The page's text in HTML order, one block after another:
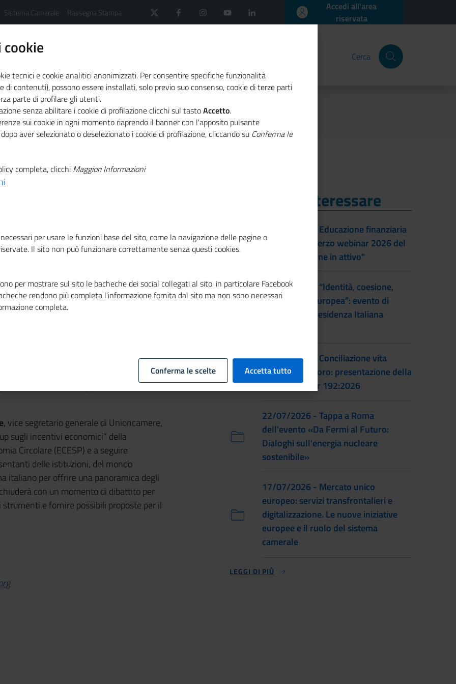
Sistema Camerale Rassegna Stampa
Accedi all'area
riservata
Cerca
sistema camerale
Agenda
verso un'economia circolare, webinar
a supporto
webinar
coordinato da
economici a supporto della transizione
sui principali strumenti oggi presenti a
e privato, a supporto di una
, vice segretario generale di Unioncamere,
sugli incentivi economici” della
Circolare (ECESP) e a seguire
delle istituzioni, del mondo
italiano per offrire una panoramica degli
con un momento di dibattito per
e fornire possibili proposte per il
Ti Potrebbe Interessare
22/09/2026 - Educazione finanziaria
al femminile: terzo webinar 2026 del
progetto "Donne in attivo"
28/07/2026 - “Identità, coesione,
integrazione europea”: evento di
lancio della Presidenza Italiana
22/07/2026 - Conciliazione vita
familiare e lavoro: presentazione della
prassi UNI/Pdr 192:2026
22/07/2026 - Tappa a Roma
dell'evento «Da Fermi al Futuro:
Dialoghi sull'energia nucleare
sostenibile»
17/07/2026 - Mercato unico
europeo: servizi transfrontalieri e
digitalizzazione. Le nuove iniziative
europee e il ruolo del sistema
camerale
LEGGI DI PIÙ
tecnici e cookie analitici anonimizzati. Per consentire specifiche funzionalità
di contenuti), possono essere installati, solo previo suo consenso, cookie di terze parti
parte di profilare gli utenti.
senza abilitare i cookie di profilazione clicchi sul tastoAccetto.
sui cookie in ogni momento riaprendo il banner con l'apposito pulsante
aver selezionato o deselezionato i cookie di profilazione, cliccando su Conferma le
completa, clicchi Maggiori Informazioni
per usare le funzioni base del sito, come la navigazione delle pagine o
Il sito non può funzionare correttamente senza questi cookies.
per mostrare sul sito le bacheche dei social collegati al sito, in particolare Facebook
rendono più completa l'informazione fornita dal sito ma non sono necessari
completa.
Conferma le scelte Accetta tutto